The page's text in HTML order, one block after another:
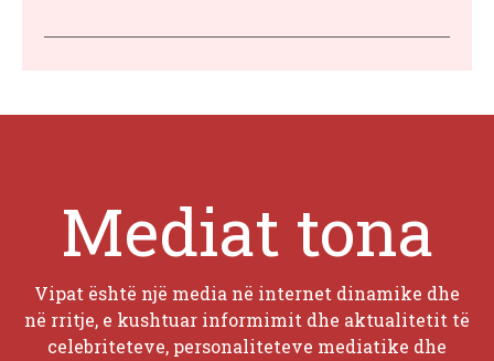
Mediat tona
Vipat është një media në internet dinamike dhe
në rritje, e kushtuar informimit dhe aktualitetit të
celebriteteve, personaliteteve mediatike dhe